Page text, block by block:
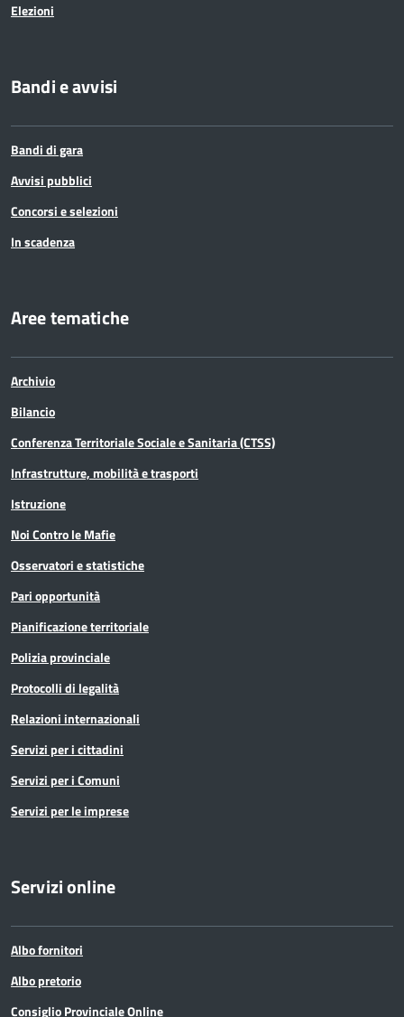
Elezioni
Bandi e avvisi
Bandi di gara
Avvisi pubblici
Concorsi e selezioni
In scadenza
Aree tematiche
Archivio
Bilancio
Conferenza Territoriale Sociale e Sanitaria (CTSS)
Infrastrutture, mobilità e trasporti
Istruzione
Noi Contro le Mafie
Osservatori e statistiche
Pari opportunità
Pianificazione territoriale
Polizia provinciale
Protocolli di legalità
Relazioni internazionali
Servizi per i cittadini
Servizi per i Comuni
Servizi per le imprese
Servizi online
Albo fornitori
Albo pretorio
Consiglio Provinciale Online